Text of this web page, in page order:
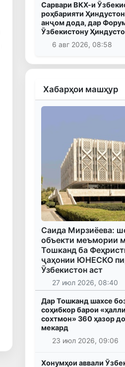
Сарвари ВКХ-и
роҳбарияти
анҷом дода, дар
Ӯзбекистону
6 авг 2026, 08:58
Хабарҳои машҳур
Саида Мирзиёева:
объекти меъмории
Тошканд ба
ҷаҳонии ЮНЕСКО
Ӯзбекистон аст
27 июл 2026, 08:40
Дар Тошканд шахсе
соҳибкор барои
сохтмон» 360 ҳазор
мекард
23 июл 2026, 09:06
Хонумҳои аввали